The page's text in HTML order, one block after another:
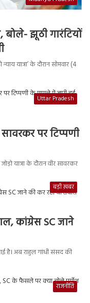
झूठी गारंटियों
यात्रा’ के दौरान सोमवार (4
Uttar Pradesh
पर टिप्पणी
यात्रा के दौरान वीर सावरकर
बड़ी ख़बर
कांग्रेस SC जाने
है। अब राहुल गांधी संसद की
राजनीति